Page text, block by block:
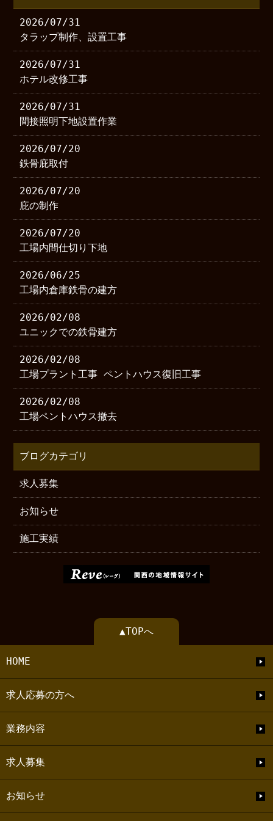
2026/07/31
タラップ制作、設置工事
2026/07/31
ホテル改修工事
2026/07/31
間接照明下地設置作業
2026/07/20
鉄骨庇取付
2026/07/20
庇の制作
2026/07/20
工場内間仕切り下地
2026/06/25
工場内倉庫鉄骨の建方
2026/02/08
ユニックでの鉄骨建方
2026/02/08
工場プラント工事 ペントハウス復旧工事
2026/02/08
工場ペントハウス撤去
ブログカテゴリ
求人募集
お知らせ
施工実績
▲TOPへ
HOME
求人応募の方へ
業務内容
求人募集
お知らせ